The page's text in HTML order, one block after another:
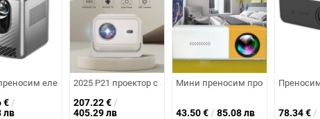
2025, 55W, Guangdong
светлина DJ Disco LED лампа UV Sound Strobe Stage Effect Wedding
електрически фокус Ultra HD за домашно кино 4K проектор
€ /
лв
2025 P21 проектор с автофокус и PTZ, 1080p за домашно
207.22€ /
405.29 лв
Мини преносим проектор YG300
43.50€ / 85.08 лв 78.34€ /